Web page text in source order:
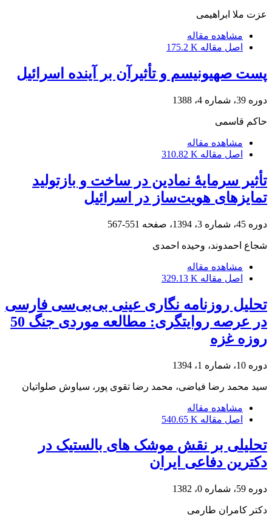
عزت ملا ابراهیمی
مشاهده مقاله
اصل مقاله 175.2 K
پست صهیونیسم و تأثیرآن بر آینده اسرائیل
دوره 39، شماره 4، 1388
حاکم قاسمی
مشاهده مقاله
اصل مقاله 310.82 K
تأثیر سرمایۀ نمادین در ساخت و بازتولید
تمایزهای هویت‌ساز در اسرائیل
دوره 45، شماره 3، 1394، صفحه 551-567
شجاع احمدوند، وحیده احمدی
مشاهده مقاله
اصل مقاله 329.13 K
تحلیل روزنامه نگاری عینی بی‌بی‌سی فارسی
در عرصه روایتگری: مطالعه موردی جنگ 50
روزه غزه
دوره 10، شماره 1، 1394
سید محمد رضا فیاضی، محمد رضا تقوی پور، سیاوش صلواتیان
مشاهده مقاله
اصل مقاله 540.65 K
تحلیلی بر نقش موشک های بالستیک در
دکترین دفاعی ایران
دوره 59، شماره 0، 1382
دکتر کامران طارمی